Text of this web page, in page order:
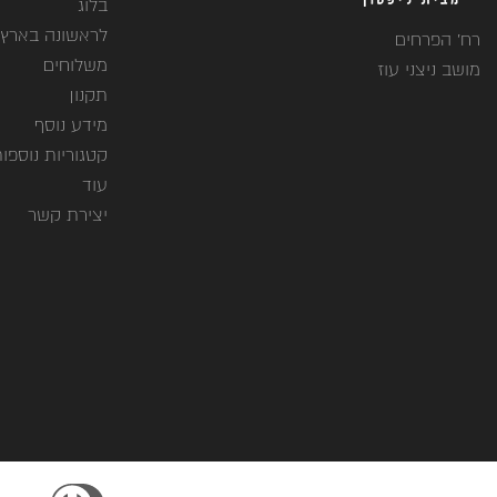
רח' הפרחים
מושב ניצני עוז
בלוג
לראשונה בארץ
משלוחים
תקנון
מידע נוסף
קטגוריות
עוד
יצירת קשר